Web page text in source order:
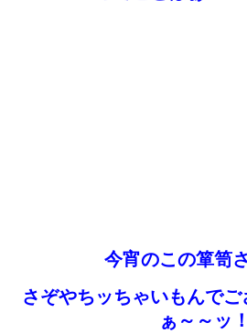
今宵のこの箪笥
さぞやちッちゃいもんで
ぁ～～ッ！